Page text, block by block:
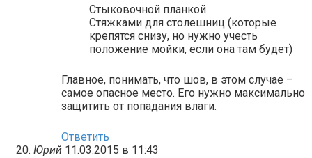
Стыковочной планкой
Стяжками для столешниц (которые
крепятся снизу, но нужно учесть
положение мойки, если она там будет)
Главное, понимать, что шов, в этом случае –
самое опасное место. Его нужно максимально
защитить от попадания влаги.
Ответить
Юрий 11.03.2015 в 11:43